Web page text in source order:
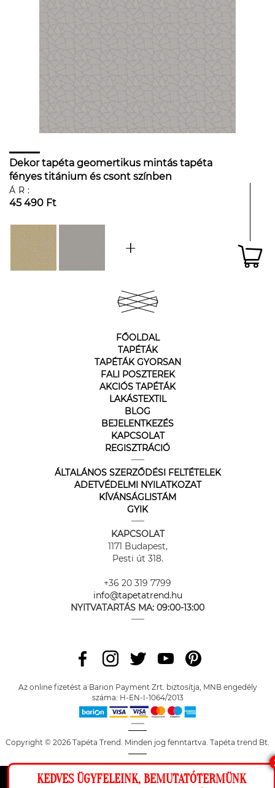
Dekor tapéta geomertikus mintás tapéta
fényes titánium és csont színben
ÁR:
45 490 Ft
FŐOLDAL
TAPÉTÁK
TAPÉTÁK GYORSAN
FALI POSZTEREK
AKCIÓS TAPÉTÁK
LAKÁSTEXTIL
BLOG
BEJELENTKEZÉS
KAPCSOLAT
REGISZTRÁCIÓ
ÁLTALÁNOS SZERZŐDÉSI FELTÉTELEK
ADETVÉDELMI NYILATKOZAT
KÍVÁNSÁGLISTÁM
GYIK
KAPCSOLAT
1171 Budapest,
Pesti út 318.
+36 20 319 7799
info@tapetatrend.hu
NYITVATARTÁS MA: 09:00-13:00
Az online fizetést a Barion Payment Zrt. biztosítja, MNB engedély
száma: H-EN-I-1064/2013
Copyright © 2026 Tapéta Trend. Minden jog fenntartva. Tapéta trend Bt.
KEDVES ÜGYFELEINK, BEMUTATÓTERMÜNK